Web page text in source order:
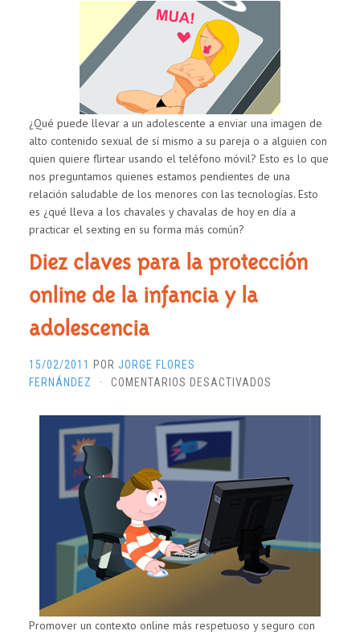
RIESGO
¿Qué puede llevar a un adolescente a enviar una imagen de
alto contenido sexual de sí mismo a su pareja o a alguien con
quien quiere flirtear usando el teléfono móvil? Esto es lo que
nos preguntamos quienes estamos pendientes de una
relación saludable de los menores con las tecnologías. Esto
es ¿qué lleva a los chavales y chavalas de hoy en día a
practicar el sexting en su forma más común?
Diez claves para la protección
online de la infancia y la
adolescencia
15/02/2011 POR JORGE FLORES
FERNÁNDEZ
· COMENTARIOS DESACTIVADOS
CLAVES
ONLINE
LA
INFANCIA
LA
Promover un contexto online más respetuoso y seguro con